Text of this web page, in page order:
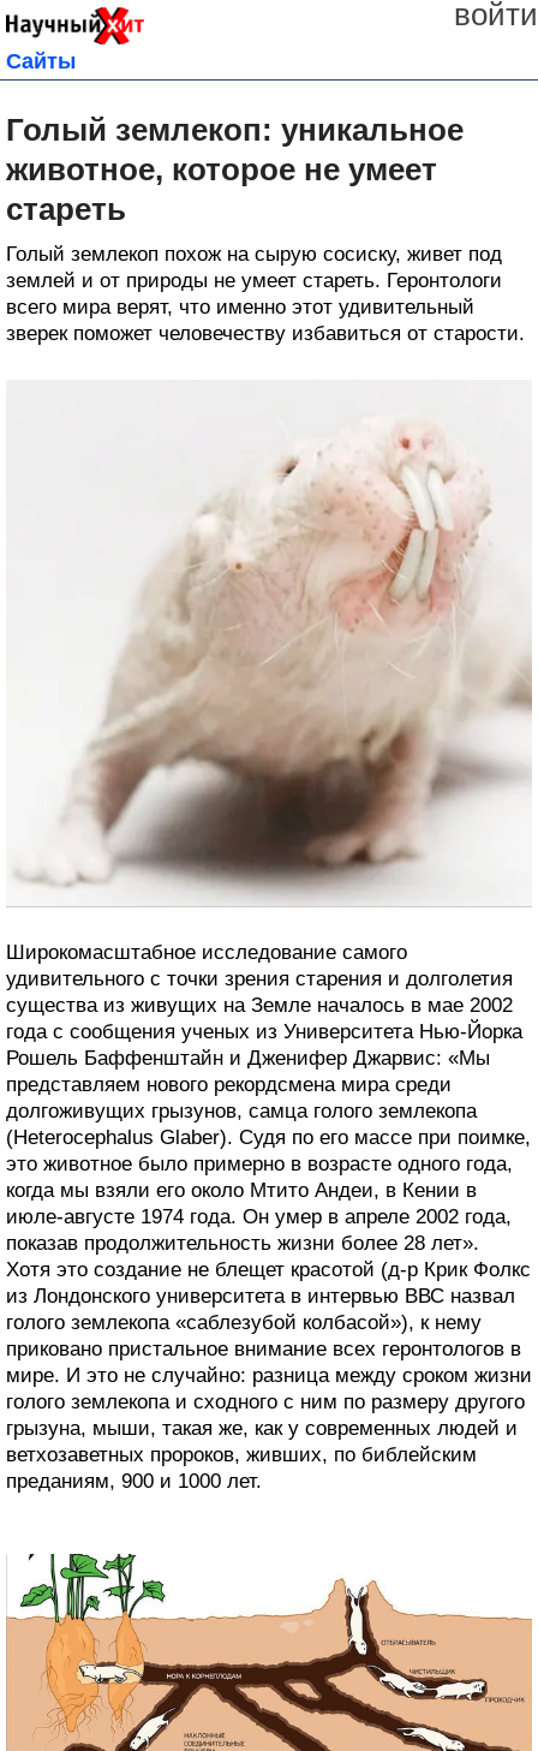
войти
Сайты
Голый землекоп: уникальное
животное, которое не умеет
стареть
Голый землекоп похож на сырую сосиску, живет под
землей и от природы не умеет стареть. Геронтологи
всего мира верят, что именно этот удивительный
зверек поможет человечеству избавиться от старости.
Широкомасштабное исследование самого
удивительного с точки зрения старения и долголетия
существа из живущих на Земле началось в мае 2002
года с сообщения ученых из Университета Нью-Йорка
Рошель Баффенштайн и Дженифер Джарвис: «Мы
представляем нового рекордсмена мира среди
долгоживущих грызунов, самца голого землекопа
(Heterocephalus Glaber). Судя по его массе при поимке,
это животное было примерно в возрасте одного года,
когда мы взяли его около Мтито Андеи, в Кении в
июле-августе 1974 года. Он умер в апреле 2002 года,
показав продолжительность жизни более 28 лет».
Хотя это создание не блещет красотой (д-р Крик Фолкс
из Лондонского университета в интервью ВВС назвал
голого землекопа «саблезубой колбасой»), к нему
приковано пристальное внимание всех геронтологов в
мире. И это не случайно: разница между сроком жизни
голого землекопа и сходного с ним по размеру другого
грызуна, мыши, такая же, как у современных людей и
ветхозаветных пророков, живших, по библейским
преданиям, 900 и 1000 лет.